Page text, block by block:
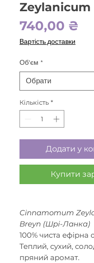
Zeylanicum
740,00 ₴
Вартість доставки
Об'єм *
Кількість *
Додати у
Купити
Cinnamomum
Breyn (Шрі-Ланка)
100% чиста ефірна
Теплий, сухий,
пряний аромат.